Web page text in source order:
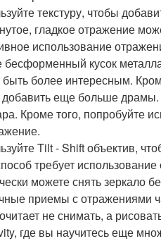
текстуру, чтобы
гладкое отражение
использование
бесформенный кусок
более интересным.
еще больше драмы.
Кроме того, попробуйте
Tilt - Shift объектив,
требует
можете снять зеркало
приемы с отражениями
не снимать, а
где вы научитесь еще